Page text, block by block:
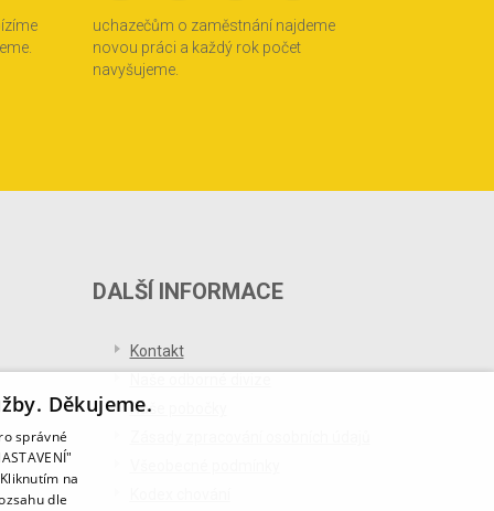
uchazečům o zaměstnání najdeme
novou práci a každý rok počet
navyšujeme.
DALŠÍ INFORMACE
Kontakt
Naše pobočky
Děkujeme.
správné
na
dle